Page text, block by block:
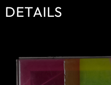
DETAILS